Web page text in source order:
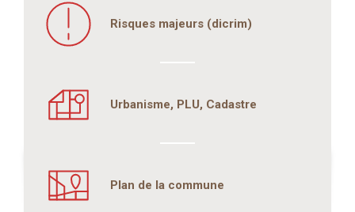
Risques majeurs (dicrim)
Urbanisme, PLU, Cadastre
Plan de la commune